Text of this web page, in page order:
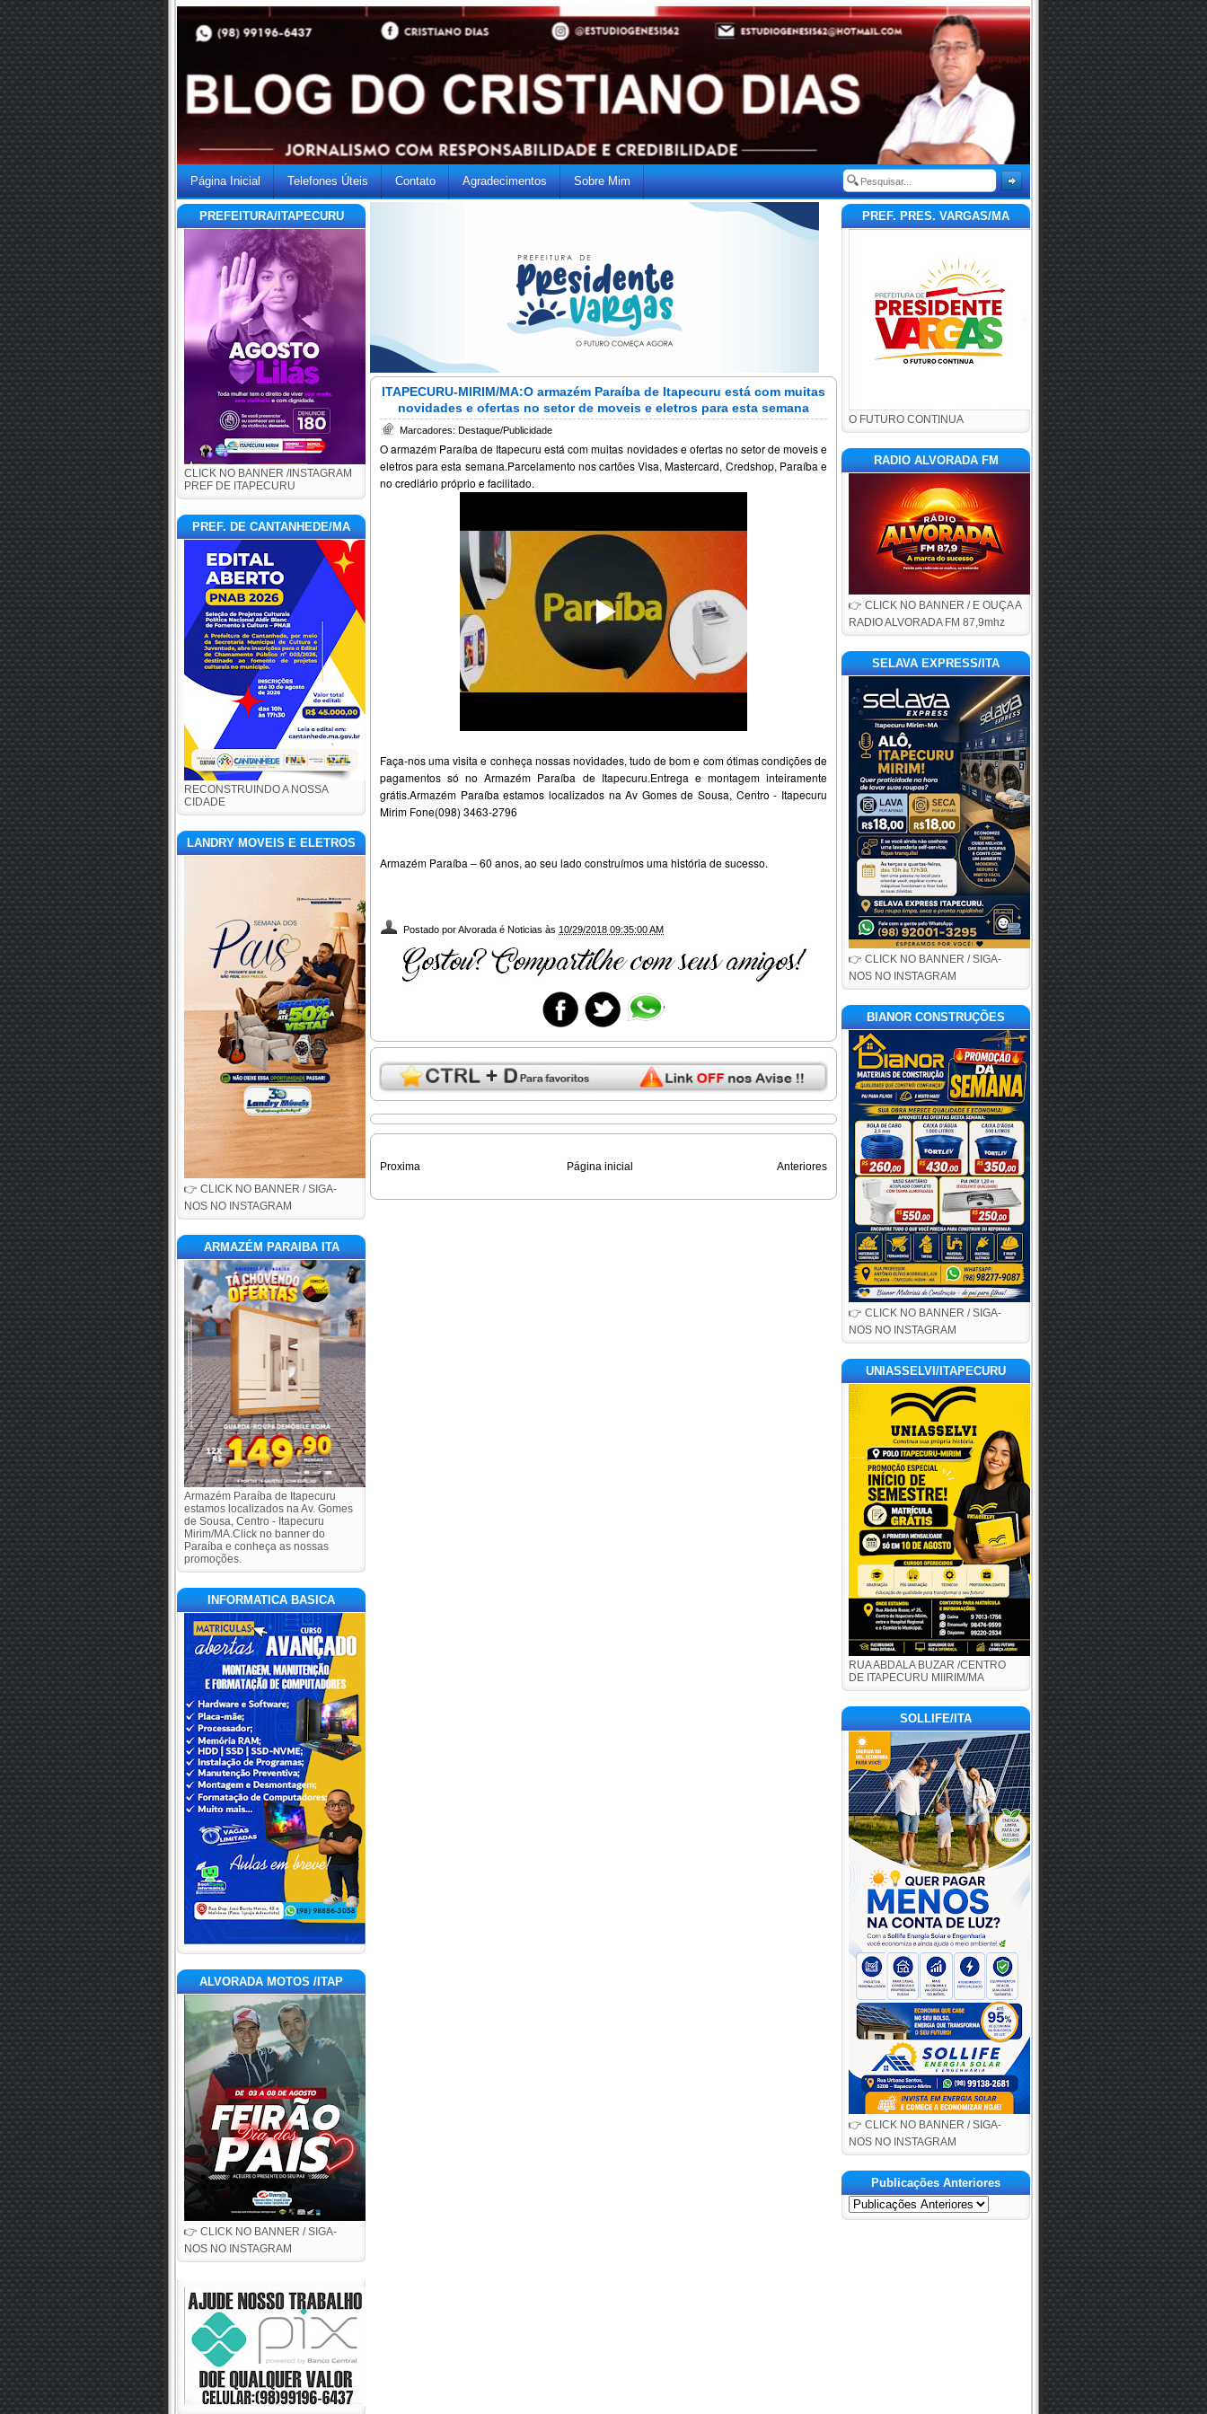
Página Inicial Telefones Úteis Contato Agradecimentos Sobre Mim
PREFEITURA/ITAPECURU
CLICK NO BANNER /INSTAGRAM
PREF DE ITAPECURU
PREF. DE CANTANHEDE/MA
RECONSTRUINDO A NOSSA
CIDADE
LANDRY MOVEIS E ELETROS
👉 CLICK NO BANNER / SIGA-
NOS NO INSTAGRAM
ARMAZÉM PARAIBA ITA
Armazém Paraíba de Itapecuru
estamos localizados na Av. Gomes
de Sousa, Centro - Itapecuru
Mirim/MA.Click no banner do
Paraíba e conheça as nossas
promoções.
INFORMATICA BASICA
ALVORADA MOTOS /ITAP
👉 CLICK NO BANNER / SIGA-
NOS NO INSTAGRAM
ITAPECURU-MIRIM/MA:O armazém Paraíba de Itapecuru está com muitas
novidades e ofertas no setor de moveis e eletros para esta semana
Marcadores: Destaque/Publicidade
O armazém Paraíba de Itapecuru está com muitas novidades e ofertas no setor de moveis e
eletros para esta semana.Parcelamento nos cartões Visa, Mastercard, Credshop, Paraíba e
no crediário próprio e facilitado.
Faça-nos uma visita e conheça nossas novidades, tudo de bom e com ótimas condições de
pagamentos só no Armazém Paraíba de Itapecuru.Entrega e montagem inteiramente
grátis.Armazém Paraíba estamos localizados na Av Gomes de Sousa, Centro - Itapecuru
Mirim Fone(098) 3463-2796
Armazém Paraíba – 60 anos, ao seu lado construímos uma história de sucesso.
Postado porAlvorada é Noticias às 10/29/2018 09:35:00 AM
Proxima Anteriores
Página inicial
PREF. PRES. VARGAS/MA
O FUTURO CONTINUA
RADIO ALVORADA FM
👉 CLICK NO BANNER / E OUÇA A
RADIO ALVORADA FM 87,9mhz
SELAVA EXPRESS/ITA
👉 CLICK NO BANNER / SIGA-
NOS NO INSTAGRAM
BIANOR CONSTRUÇÕES
👉 CLICK NO BANNER / SIGA-
NOS NO INSTAGRAM
UNIASSELVI/ITAPECURU
RUA ABDALA BUZAR /CENTRO
DE ITAPECURU MIIRIM/MA
SOLLIFE/ITA
👉 CLICK NO BANNER / SIGA-
NOS NO INSTAGRAM
Publicações Anteriores